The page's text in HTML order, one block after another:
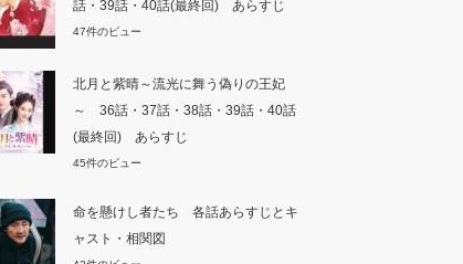
話・39話・40話(最終回) あらすじ
47件のビュー
北月と紫晴～流光に舞う偽りの王妃
～ 36話・37話・38話・39話・40話
(最終回) あらすじ
45件のビュー
命を懸けし者たち 各話あらすじとキ
ャスト・相関図